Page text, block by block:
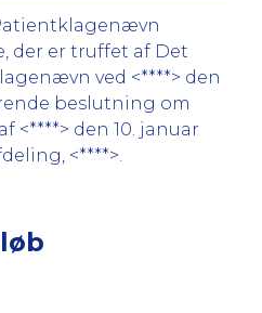
der er truffet af Det
ved <****> den
beslutning om
<****> den 10. januar
<****>.